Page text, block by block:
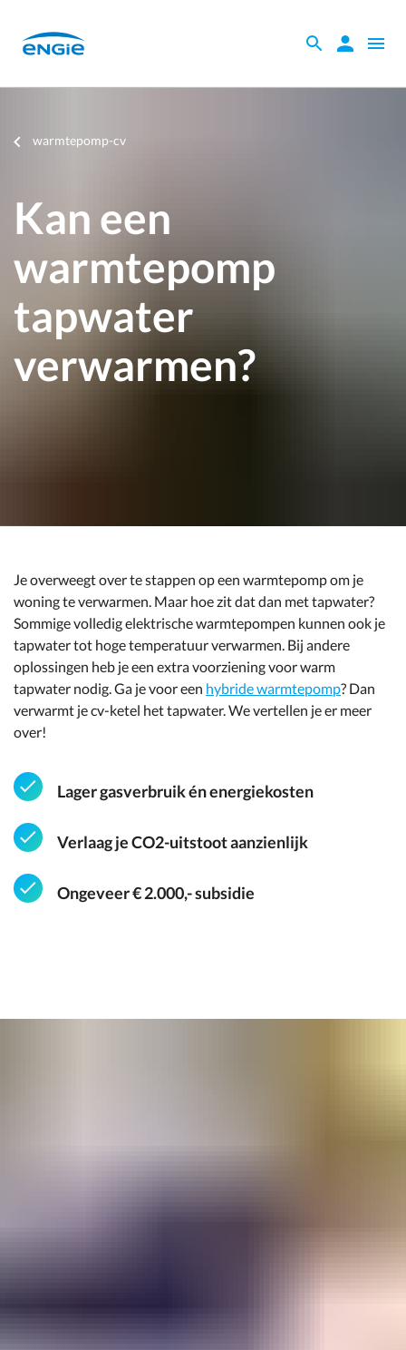
mainZoeken
de
Zoeken
Open
Je
warmtepomp-cv
Kan een
warmtepomp
tapwater
verwarmen?
Je overweegt over te stappen op een warmtepomp om je
woning te verwarmen. Maar hoe zit dat dan met tapwater?
Sommige volledig elektrische warmtepompen kunnen ook je
tapwater tot hoge temperatuur verwarmen. Bij andere
oplossingen heb je een extra voorziening voor warm
tapwater nodig. Ga je voor een hybride warmtepomp? Dan
verwarmt je cv-ketel het tapwater. We vertellen je er meer
over!
Lager gasverbruik én energiekosten
Verlaag je CO2-uitstoot aanzienlijk
Ongeveer € 2.000,- subsidie